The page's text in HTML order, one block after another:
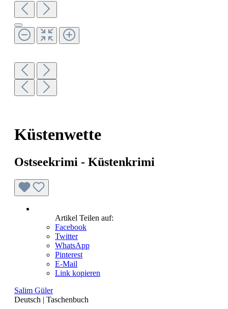
Küstenwette
Ostseekrimi - Küstenkrimi
Artikel Teilen auf:
Facebook
Twitter
WhatsApp
Pinterest
E-Mail
Link kopieren
Salim Güler
Deutsch | Taschenbuch